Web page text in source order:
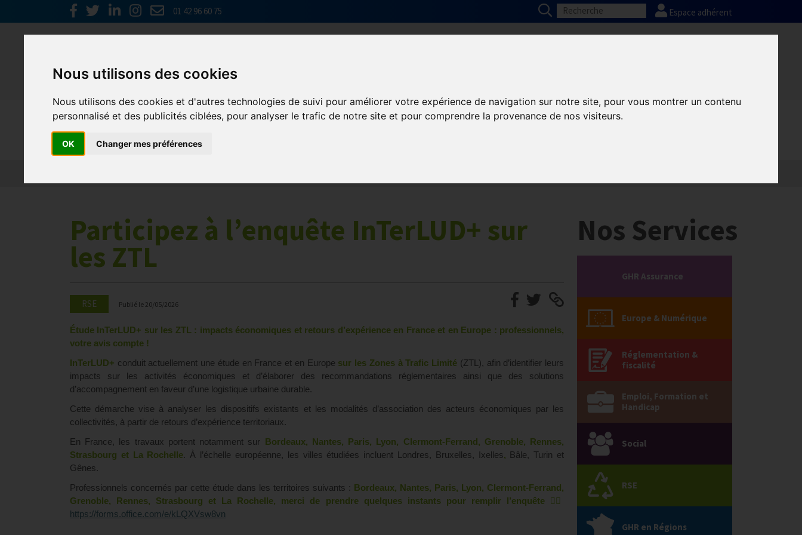
Nous utilisons des cookies
Nous utilisons des cookies et d'autres technologies de suivi pour améliorer votre expérience de navigation sur notre site, pour vous montrer un contenu
personnalisé et des publicités ciblées, pour analyser le trafic de notre site et pour comprendre la provenance de nos visiteurs.
OK Changer mes préférences
01 42 96 60 75 Espace adhérent
RSE
Participez à l’enquête InTerLUD+ sur
les ZTL
RSE Publié le 20/05/2026
Étude InTerLUD+ sur les ZTL : impacts économiques et retours d’expérience en France et en Europe : professionnels,
votre avis compte !
InTerLUD+ conduit actuellement une étude en France et en Europe sur les Zones à Trafic Limité (ZTL), afin d’identifier leurs
impacts sur les activités économiques et d’élaborer des recommandations réglementaires ainsi que des solutions
d’accompagnement en faveur d’une logistique urbaine durable.
Cette démarche vise à analyser les dispositifs existants et les modalités d’association des acteurs économiques par les
collectivités, à partir de retours d’expérience territoriaux.
En France, les travaux portent notamment sur
Bordeaux, Nantes, Paris, Lyon, Clermont-Ferrand, Grenoble, Rennes,
Strasbourg et La Rochelle. À l’échelle européenne, les villes étudiées incluent Londres, Bruxelles, Ixelles,
Bâle, Turin et
Gênes.
Professionnels concernés par cette étude dans les territoires suivants : Bordeaux, Nantes, Paris, Lyon, Clermont-Ferrand,
Grenoble, Rennes, Strasbourg et La Rochelle, merci de prendre quelques instants pour remplir l’enquête
👉🏼
https://forms.office.com/e/kLQXVsw8vn
Nos Services
GHR Assurance
Europe & Numérique
Réglementation &
fiscalité
Emploi, Formation et
Handicap
Social
RSE
GHR en Régions